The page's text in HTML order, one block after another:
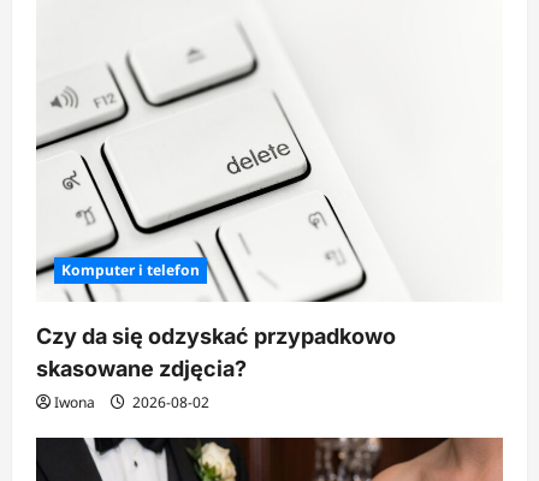
Komputer i telefon
Czy da się odzyskać przypadkowo
skasowane zdjęcia?
Iwona 2026-08-02